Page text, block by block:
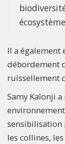
Il a également
débordement
ruissellement
Samy Kalonji
sensibilisation
les collines,